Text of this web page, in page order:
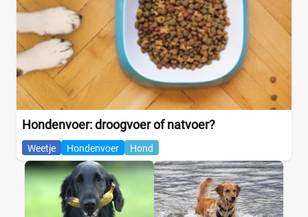
Hondenvoer: droogvoer of natvoer?
Weetje Hondenvoer Hond